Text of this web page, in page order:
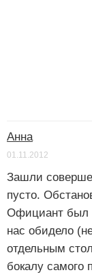
Анна
01.11.2012
Зашли
пусто.
Официант был
нас обидело
отдельным
бокалу самого